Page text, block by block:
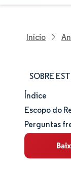
Início
SOBRE
Análise
Índice
Escopo do
Perguntas